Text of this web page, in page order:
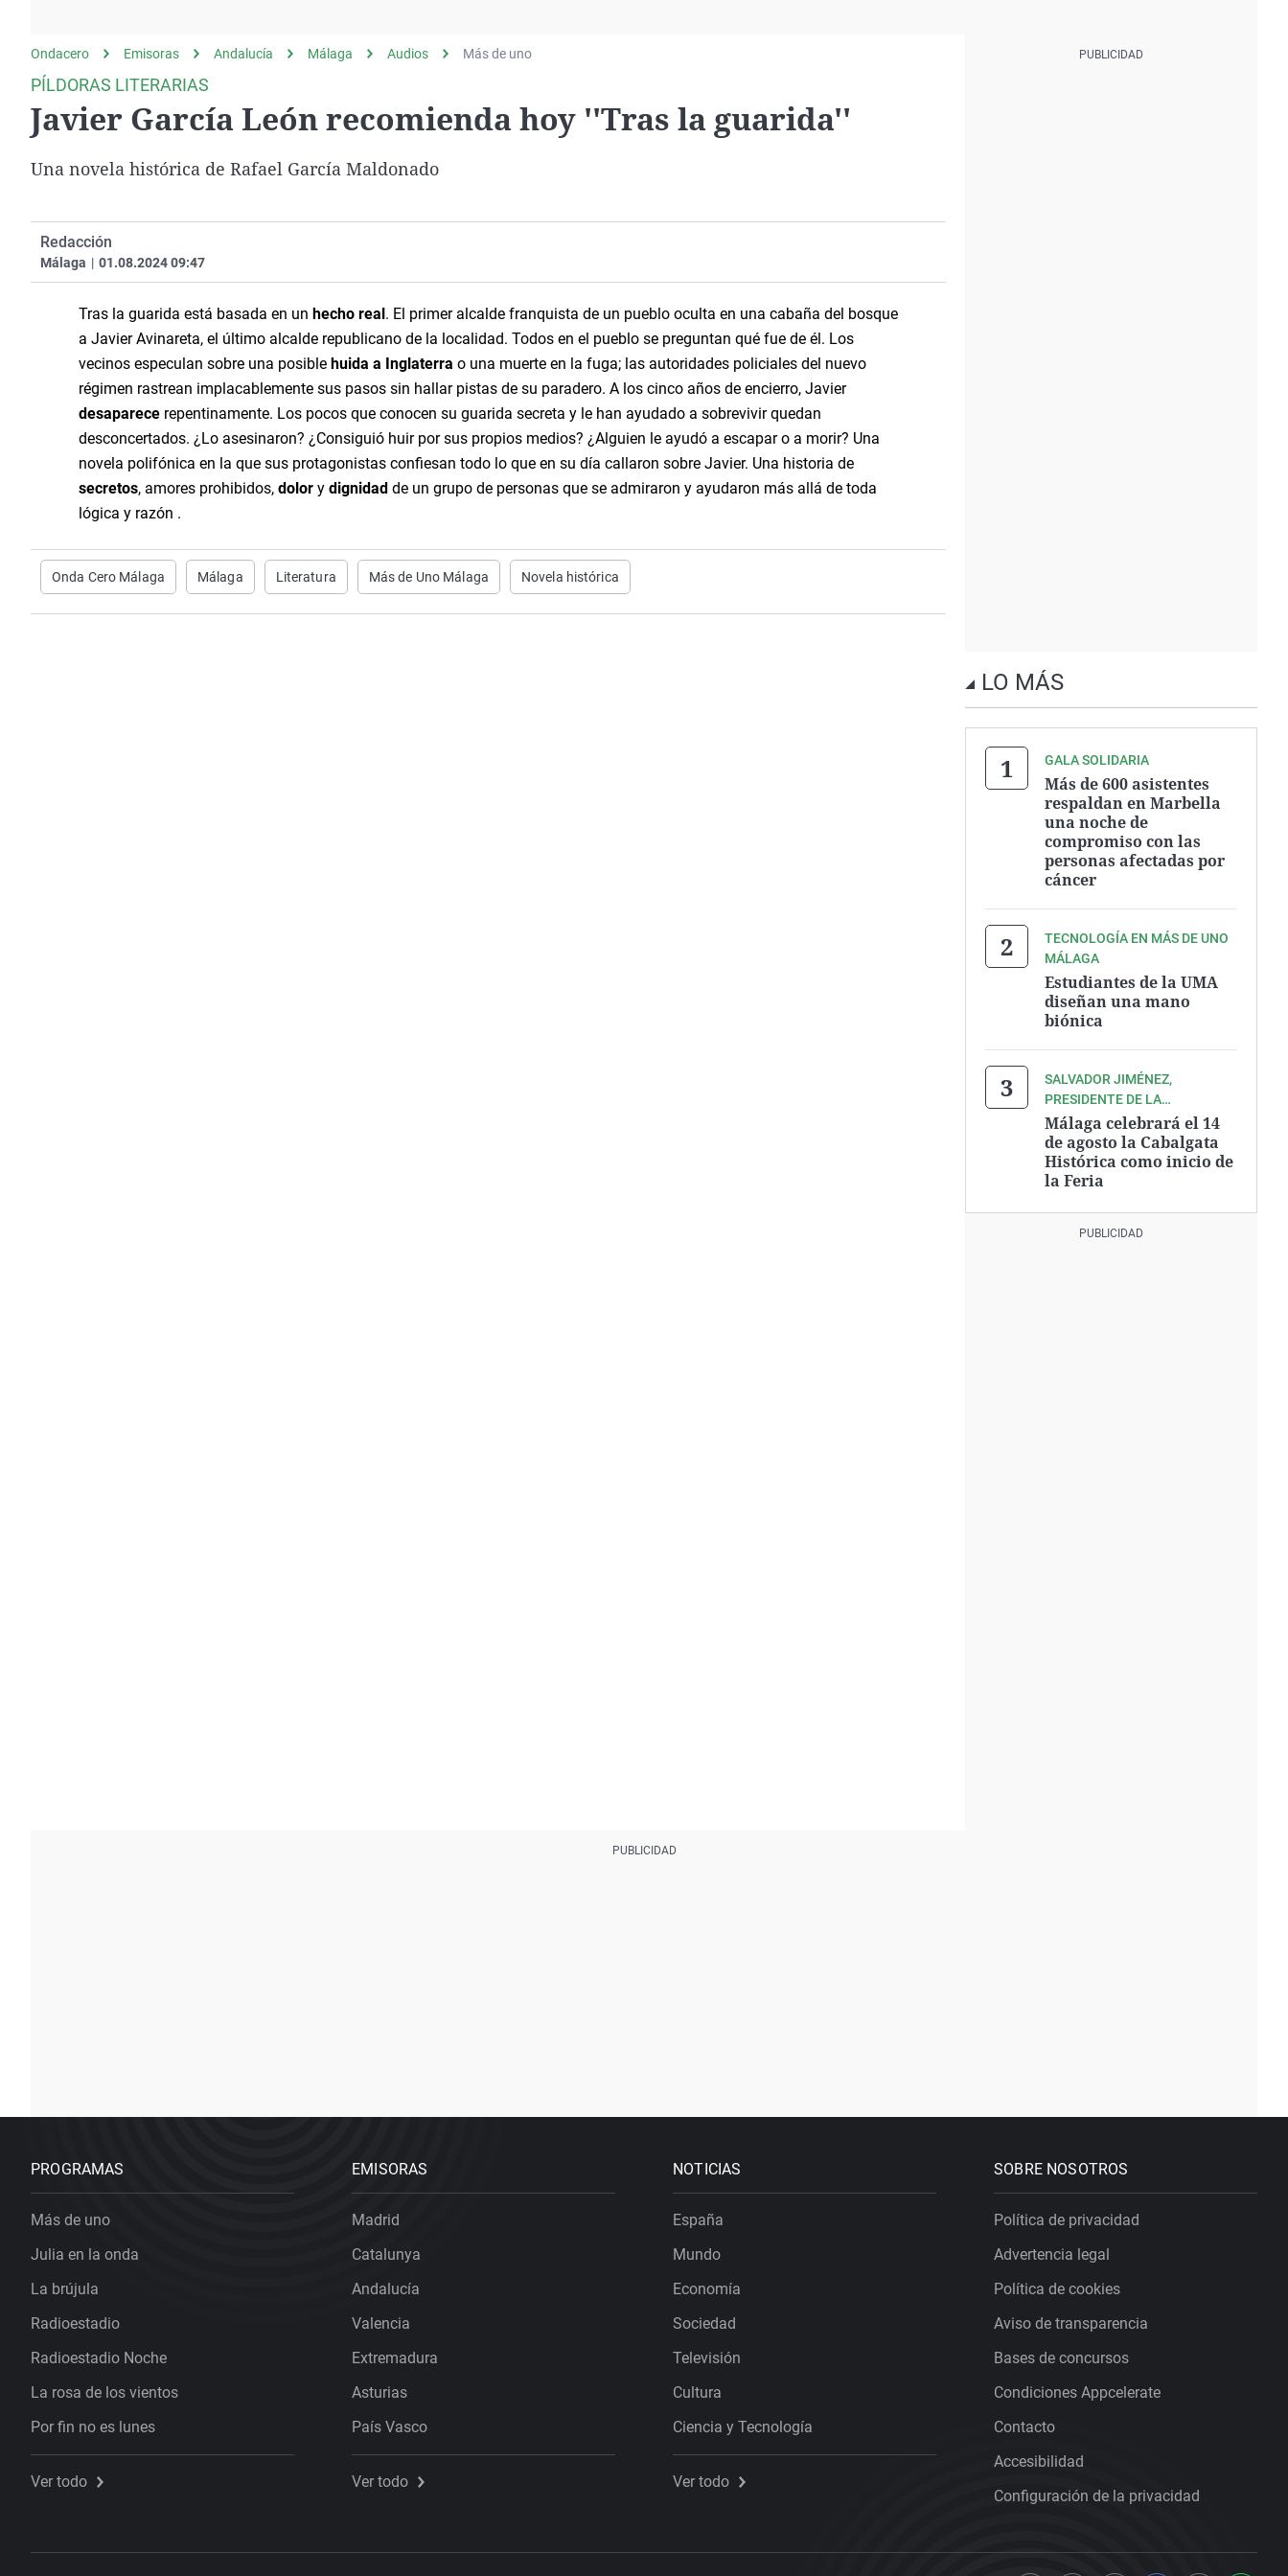
gato
Operación Viuda
Negra
Ondacero Emisoras Andalucía Málaga Audios Más de uno
PÍLDORAS LITERARIAS
Javier García León recomienda hoy ''Tras la guarida''
Una novela histórica de Rafael García Maldonado
Redacción
Málaga | 01.08.2024 09:47
Tras la guarida está basada en un hecho real. El primer alcalde franquista de un pueblo oculta en una cabaña del bosque
a Javier Avinareta, el último alcalde republicano de la localidad. Todos en el pueblo se preguntan qué fue de él. Los
vecinos especulan sobre una posible huida a Inglaterra o una muerte en la fuga; las autoridades policiales del nuevo
régimen rastrean implacablemente sus pasos sin hallar pistas de su paradero. A los cinco años de encierro, Javier
desaparece repentinamente. Los pocos que conocen su guarida secreta y le han ayudado a sobrevivir quedan
desconcertados. ¿Lo asesinaron? ¿Consiguió huir por sus propios medios? ¿Alguien le ayudó a escapar o a morir? Una
novela polifónica en la que sus protagonistas confiesan todo lo que en su día callaron sobre Javier. Una historia de
secretos, amores prohibidos, dolor y dignidad de un grupo de personas que se admiraron y ayudaron más allá de toda
lógica y razón .
Onda Cero Málaga Málaga Literatura Más de Uno Málaga Novela histórica
LO MÁS
GALA SOLIDARIA
Más de 600 asistentes
respaldan en Marbella
una noche de
compromiso con las
personas afectadas por
cáncer
TECNOLOGÍA EN MÁS DE UNO
MÁLAGA
Estudiantes de la UMA
diseñan una mano
biónica
SALVADOR JIMÉNEZ,
PRESIDENTE DE LA
ASOCIACIÓN ZEGRÍ
Málaga celebrará el 14
de agosto la Cabalgata
Histórica como inicio de
la Feria
PROGRAMAS
Más de uno
Julia en la onda
La brújula
Radioestadio
Radioestadio Noche
La rosa de los vientos
Por fin no es lunes
Ver todo
EMISORAS
Madrid
Catalunya
Andalucía
Valencia
Extremadura
Asturias
País Vasco
Ver todo
NOTICIAS
España
Mundo
Economía
Sociedad
Televisión
Cultura
Ciencia y Tecnología
Ver todo
SOBRE NOSOTROS
Política de privacidad
Advertencia legal
Política de cookies
Aviso de transparencia
Bases de concursos
Condiciones Appcelerate
Contacto
Accesibilidad
Configuración de la privacidad